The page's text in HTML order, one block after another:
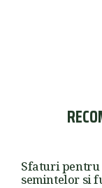
Sfaturi pentru
semintelor si